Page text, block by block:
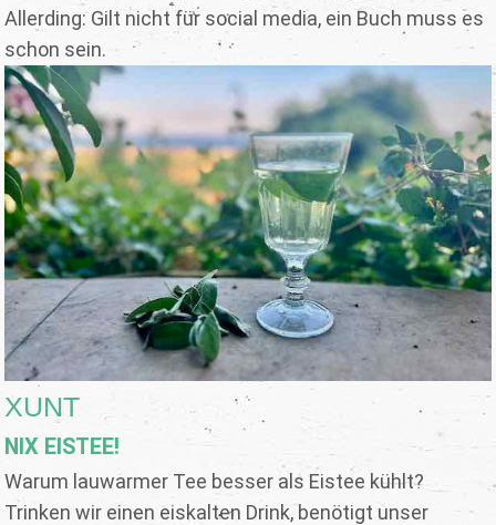
Allerding: Gilt nicht für social media, ein Buch muss es
schon sein.
XUNT
NIX EISTEE!
Warum lauwarmer Tee besser als Eistee kühlt?
Trinken wir einen eiskalten Drink, benötigt unser